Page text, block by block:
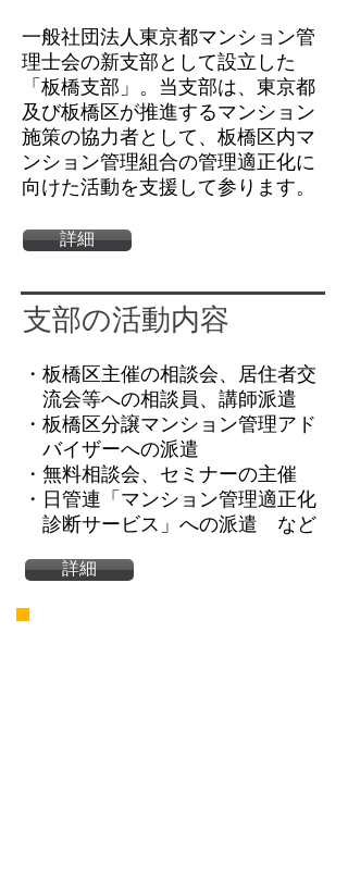
一般社団法人東京都マンション管
理士会の新支部として設立した
「板橋支部」。当支部は、東京都
及び板橋区が推進するマンション
施策の協力者として、板橋区内マ
ンション管理組合の管理適正化に
向けた活動を支援して参ります。
詳細
支部の活動内容
・板橋区主催の相談会、居住者交
流会等への相談員、講師派遣
・板橋区分譲マンション管理アド
バイザーへの派遣
・無料相談会、セミナーの主催
​・日管連「マンション管理適正化
診断サービス」への派遣 など
詳細